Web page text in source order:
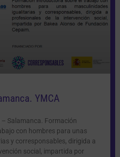
YMCA
– Salamanca. Formación
con hombres para unas
y corresponsables, dirigida a
social, impartida por